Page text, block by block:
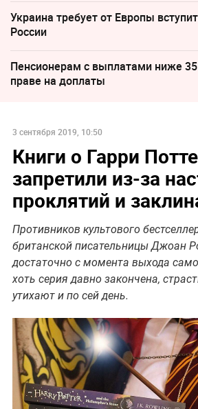
Украина требует от Европы
России
Пенсионерам с выплатами ниже
праве на доплаты
3 сентября 2019, 10:50
Книги о Гарри
запретили из-за
проклятий и
Противников культового
британской писательницы Джоан
достаточно с момента выхода
хоть серия давно закончена,
утихают и по сей день.